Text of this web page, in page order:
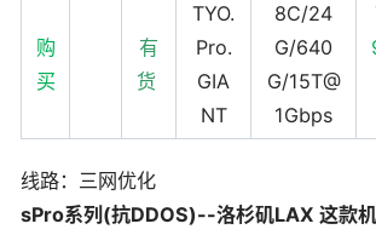
购
买
有
货
TYO.
Pro.
GIA
NT
8C/24
G/640
G/15T@
1Gbps
线路：三网优化
sPro系列(抗DDOS)--洛杉矶LAX 这款